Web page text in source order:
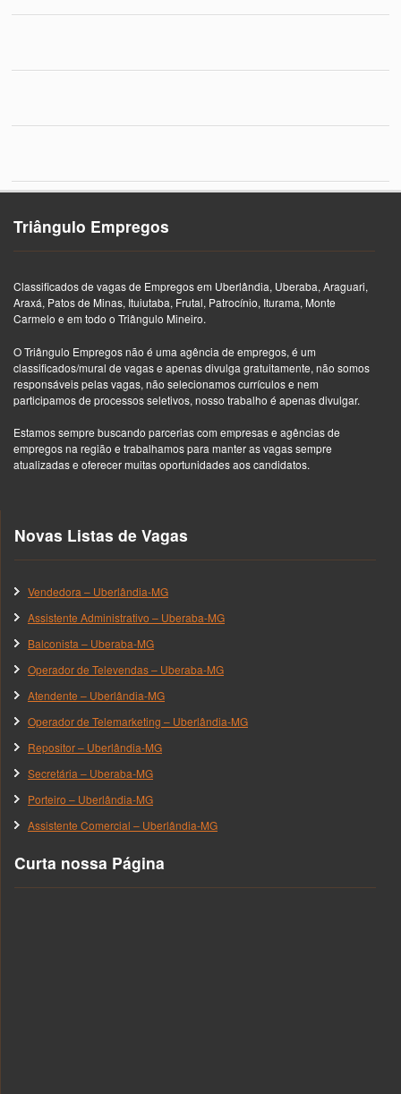
Triângulo Empregos
Classificados de vagas de Empregos em Uberlândia, Uberaba, Araguari,
Araxá, Patos de Minas, Ituiutaba, Frutal, Patrocínio, Iturama, Monte
Carmelo e em todo o Triângulo Mineiro.
O Triângulo Empregos não é uma agência de empregos, é um
classificados/mural de vagas e apenas divulga gratuitamente, não somos
responsáveis pelas vagas, não selecionamos currículos e nem
participamos de processos seletivos, nosso trabalho é apenas divulgar.
Estamos sempre buscando parcerias com empresas e agências de
empregos na região e trabalhamos para manter as vagas sempre
atualizadas e oferecer muitas oportunidades aos candidatos.
Novas Listas de Vagas
Vendedora – Uberlândia-MG
Assistente Administrativo – Uberaba-MG
Balconista – Uberaba-MG
Operador de Televendas – Uberaba-MG
Atendente – Uberlândia-MG
Operador de Telemarketing – Uberlândia-MG
Repositor – Uberlândia-MG
Secretária – Uberaba-MG
Porteiro – Uberlândia-MG
Assistente Comercial – Uberlândia-MG
Curta nossa Página